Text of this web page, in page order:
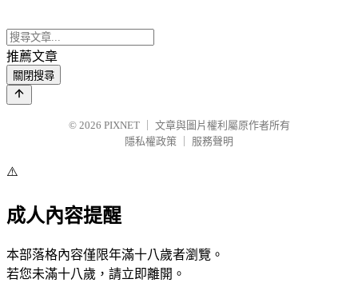
推薦文章
關閉搜尋
© 2026 PIXNET
文章與圖片權利屬原作者所有
隱私權政策
服務聲明
⚠️
成人內容提醒
本部落格內容僅限年滿十八歲者瀏覽。
若您未滿十八歲，請立即離開。